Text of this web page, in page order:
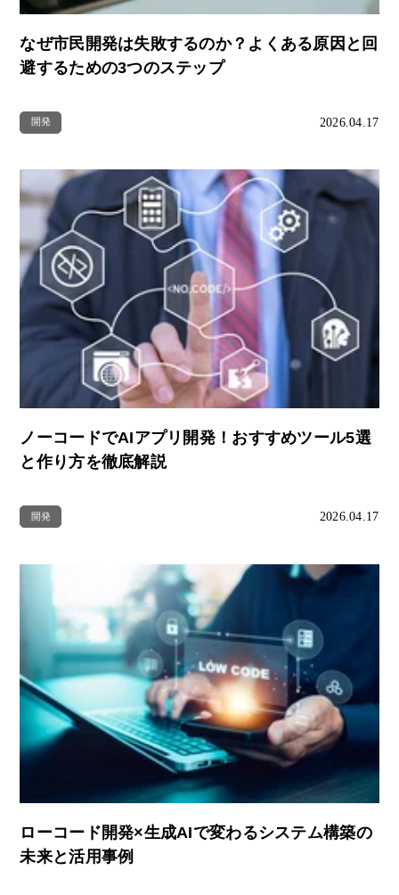
なぜ市民開発は失敗するのか？よくある原因と回
避するための3つのステップ
開発 2026.04.17
ノーコードでAIアプリ開発！おすすめツール5選
と作り方を徹底解説
開発 2026.04.17
ローコード開発×生成AIで変わるシステム構築の
未来と活用事例